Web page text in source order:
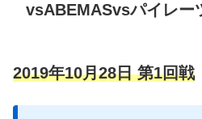
vsABEMASvsパイレー
2019年10月28日 第1回戦